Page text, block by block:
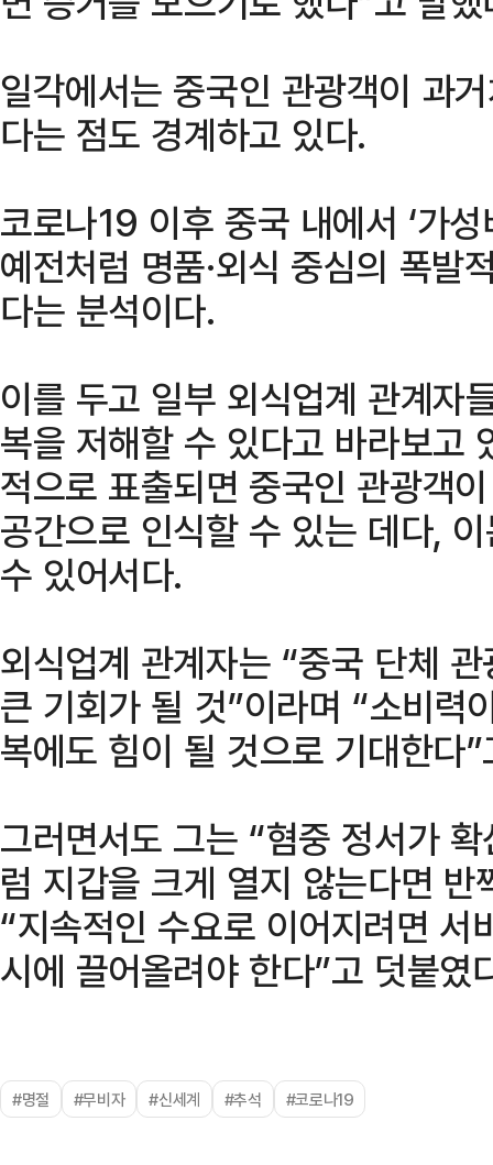
일각에서는 중국인 관광객이 과
다는 점도 경계하고 있다.
코로나19 이후 중국 내에서 ‘가
예전처럼 명품·외식 중심의 폭발
다는 분석이다.
이를 두고 일부 외식업계 관계자
복을 저해할 수 있다고 바라보
적으로 표출되면 중국인 관광객
공간으로 인식할 수 있는 데다,
수 있어서다.
외식업계 관계자는 “중국 단체
큰 기회가 될 것”이라며 “소비력
복에도 힘이 될 것으로 기대한다
그러면서도 그는 “혐중 정서가
럼 지갑을 크게 열지 않는다면
“지속적인 수요로 이어지려면
시에 끌어올려야 한다”고 덧붙였
#명절 #무비자 #신세계 #추석 #코로나19